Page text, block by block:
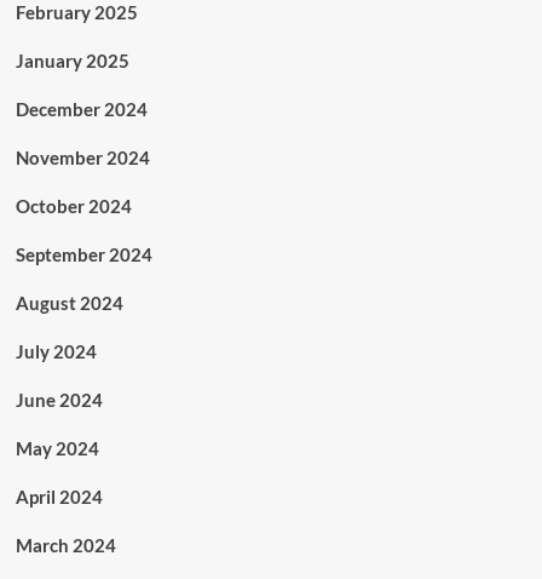
February 2025
January 2025
December 2024
November 2024
October 2024
September 2024
August 2024
July 2024
June 2024
May 2024
April 2024
March 2024